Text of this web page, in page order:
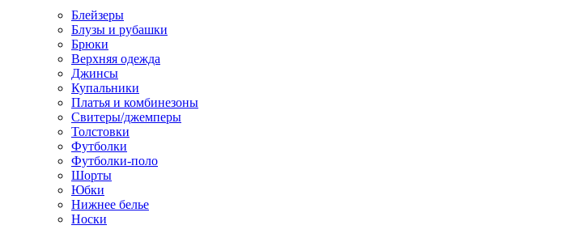
Блейзеры
Блузы и рубашки
Брюки
Верхняя одежда
Джинсы
Купальники
Платья и комбинезоны
Свитеры/джемперы
Толстовки
Футболки
Футболки-поло
Шорты
Юбки
Нижнее белье
Носки